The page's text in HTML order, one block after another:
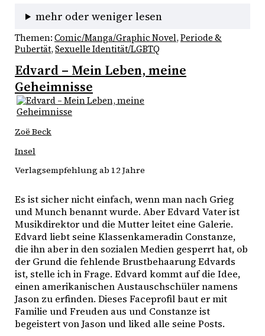
mehr oder weniger lesen
Themen: Comic/Manga/Graphic Novel, Periode &
Pubertät, Sexuelle Identität/LGBTQ
Edvard – Mein Leben, meine
Geheimnisse
Zoë Beck
Insel
Verlagsempfehlung ab 12 Jahre
Es ist sicher nicht einfach, wenn man nach Grieg
und Munch benannt wurde. Aber Edvard Vater ist
Musikdirektor und die Mutter leitet eine Galerie.
Edvard liebt seine Klassenkameradin Constanze,
die ihn aber in den sozialen Medien gesperrt hat, ob
der Grund die fehlende Brustbehaarung Edvards
ist, stelle ich in Frage. Edvard kommt auf die Idee,
einen amerikanischen Austauschschüler namens
Jason zu erfinden. Dieses Faceprofil baut er mit
Familie und Freuden aus und Constanze ist
begeistert von Jason und liked alle seine Posts.